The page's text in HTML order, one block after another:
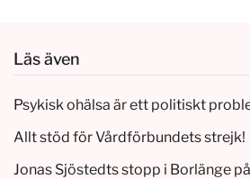
Läs även
Psykisk ohälsa är ett politiskt
Allt stöd för Vårdförbundets strejk!
Jonas Sjöstedts stopp i Borlänge